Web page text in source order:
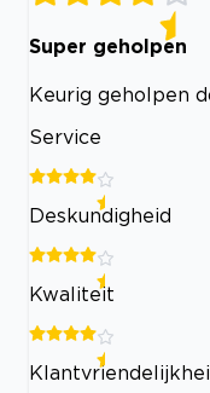
Super geholpen
Keurig geholpen
Service
Deskundigheid
Kwaliteit